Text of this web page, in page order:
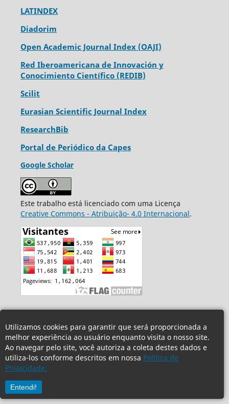
Utilizamos cookies para garantir que será proporcionada a
melhor experiência ao usuário enquanto visita o nosso site.
Ao navegar pelo site, você autoriza a coleta destes dados e
utiliza-los conforme descritos em nossa Política de
Privacidade.
Entendi!
LATINDEX
Diadorim
Open Academic Journal Index (OAJI)
Red Iberoamericana de Innovación y
Conocimiento Científico (REDIB)
Scilit
Eurasian Scientific Journal Index
ResearchBib
Portal de Periódico da Capes
Google Scholar
Este trabalho está licenciado com uma Licença
Creative Commons - Atribuição- 4.0 Internacional.